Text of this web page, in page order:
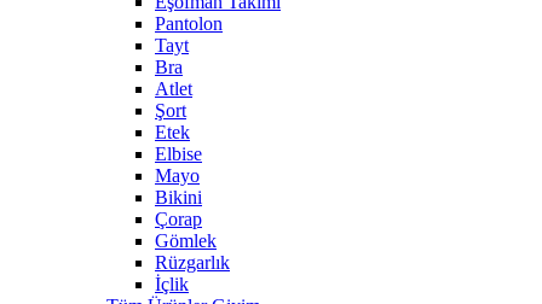
Pantolon
Tayt
Bra
Atlet
Şort
Etek
Elbise
Mayo
Bikini
Çorap
Gömlek
Rüzgarlık
İçlik